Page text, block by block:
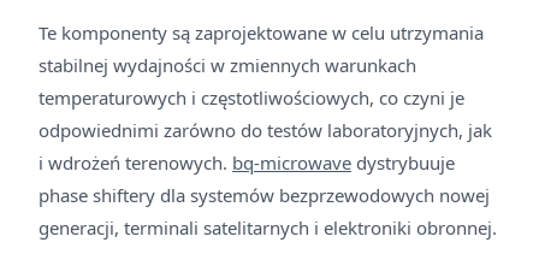
Te komponenty są zaprojektowane w celu utrzymania
stabilnej wydajności w zmiennych warunkach
temperaturowych i częstotliwościowych, co czyni je
odpowiednimi zarówno do testów laboratoryjnych, jak
i wdrożeń terenowych. bq-microwave dystrybuuje
phase shiftery dla systemów bezprzewodowych nowej
generacji, terminali satelitarnych i elektroniki obronnej.